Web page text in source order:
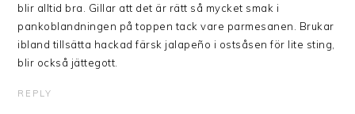
blir alltid bra. Gillar att det är rätt så mycket smak i
pankoblandningen på toppen tack vare parmesanen. Brukar
ibland tillsätta hackad färsk jalapeño i ostsåsen för lite sting,
blir också jättegott.
REPLY